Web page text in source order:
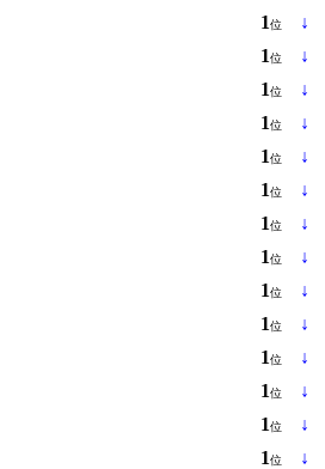
1位 ↓
1位 ↓
1位 ↓
1位 ↓
1位 ↓
1位 ↓
1位 ↓
1位 ↓
1位 ↓
1位 ↓
1位 ↓
1位 ↓
1位 ↓
1位 ↓